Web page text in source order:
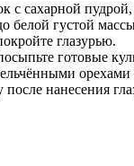
с сахарной
белой густой
глазурью.
готовые
орехами
после нанесения